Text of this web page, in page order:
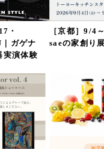
・
ガゲナ
実演体験
［京都］9/4
saeの家創り